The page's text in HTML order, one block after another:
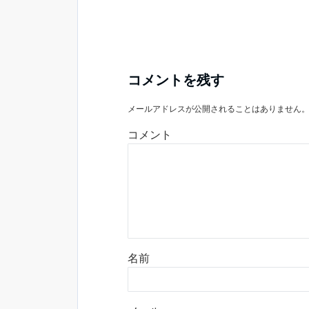
コメントを残す
メールアドレスが公開されることはありません。
コメント
名前